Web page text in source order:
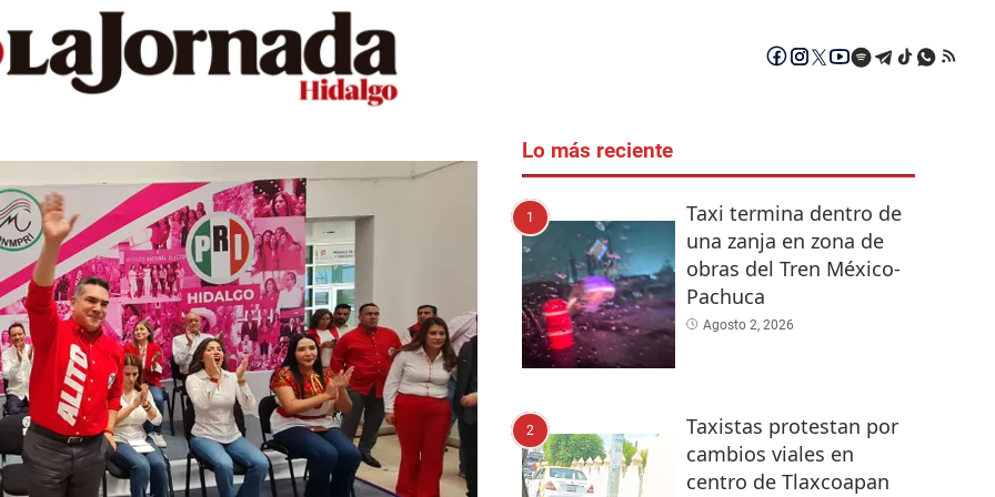
Lo más reciente
1
Taxi termina dentro de
una zanja en zona de
obras del Tren México-
Pachuca
Agosto 2, 2026
2
Taxistas protestan por
cambios viales en
centro de Tlaxcoapan